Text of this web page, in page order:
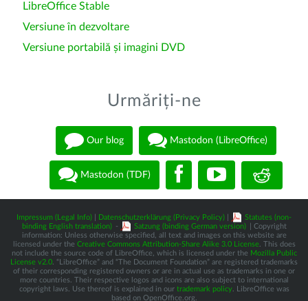
LibreOffice Stable
Versiune în dezvoltare
Versiune portabilă și imagini DVD
Urmăriți-ne
Our blog Mastodon (LibreOffice)
Mastodon (TDF)
Impressum (Legal Info) Datenschutzerklärung (Privacy Policy)
Statutes (non-
binding English translation) - Satzung (binding German version)
| Copyright
information: Unless otherwise specified, all text and images on this website are
licensed under the Creative Commons Attribution-Share Alike 3.0 License. This does
not include the source code of LibreOffice, which is licensed under the Mozilla Public
License v2.0 . “LibreOffice” and “The Document Foundation” are registered trademarks
of their corresponding registered owners or are in actual use as trademarks in one or
more countries. Their respective logos and icons are also subject to international
copyright laws. Use thereof is explained in our trademark policy. LibreOffice was
based on OpenOffice.org.